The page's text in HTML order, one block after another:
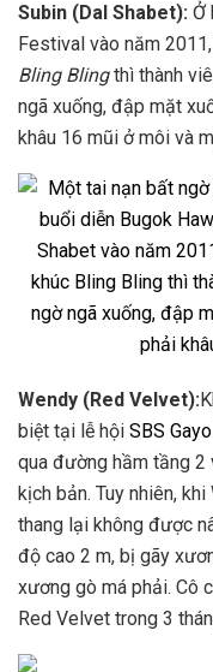
Subin (Dal Shabet): Ở
Festival vào năm
Bling Blingthì thành
ngã xuống, đập mặt
khâu 16 mũi ở môi và
Wendy (Red Velvet):
biệt tại lễ hội SBS
qua đường hầm tầng 2
kịch bản. Tuy nhiên,
thang lại không được
độ cao 2 m, bị gãy
xương gò má phải. Cô
Red Velvet trong 3